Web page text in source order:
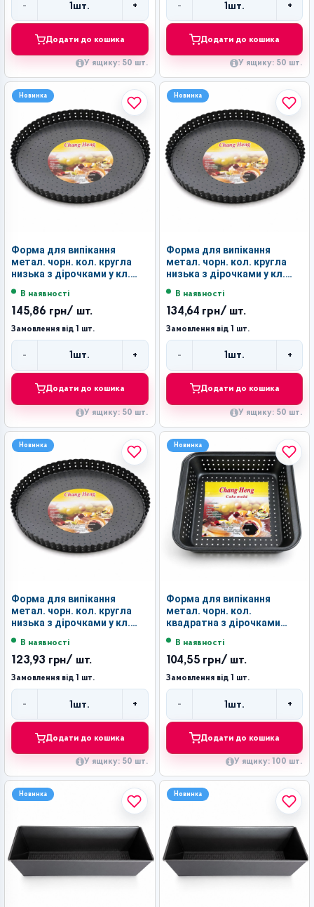
- 1 шт. +
Додати до кошика
У ящику: 50 шт.
- 1 шт. +
Додати до кошика
У ящику: 50 шт.
Новинка
Форма для випікання
метал. чорн. кол. кругла
низька з дірочками у кл.
В наявності
145,86 грн/ шт.
Замовлення від 1 шт.
- 1шт. +
Додати до кошика
У ящику: 50 шт.
Новинка
Форма для випікання
метал. чорн. кол. кругла
низька з дірочками у кл.
В наявності
134,64 грн/ шт.
Замовлення від 1 шт.
- 1шт. +
Додати до кошика
У ящику: 50 шт.
Новинка
Форма для випікання
метал. чорн. кол. кругла
низька з дірочками у кл.
В наявності
123,93 грн/ шт.
Замовлення від 1 шт.
- 1 шт. +
Додати до кошика
У ящику: 50 шт.
Новинка
Форма для випікання
метал. чорн. кол.
квадратна з дірочками
(100)
В наявності
104,55 грн/ шт.
Замовлення від 1 шт.
- 1 шт. +
Додати до кошика
У ящику: 100 шт.
Новинка Новинка